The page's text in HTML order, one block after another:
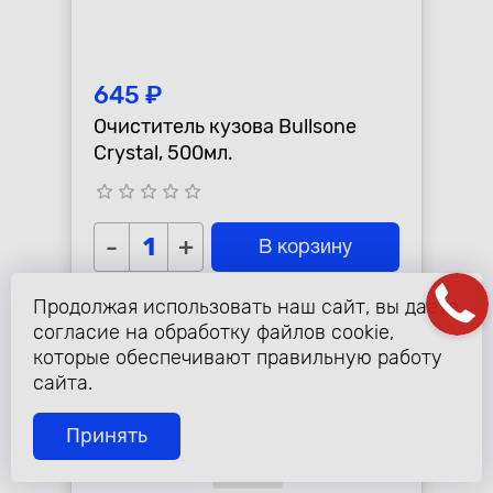
645 ₽
Очиститель кузова Bullsone
Crystal, 500мл.
star_border star_border star_border star_border star_border
- + В корзину
Продолжая использовать наш сайт, вы даете
согласие на обработку файлов cookie,
которые обеспечивают правильную работу
сайта.